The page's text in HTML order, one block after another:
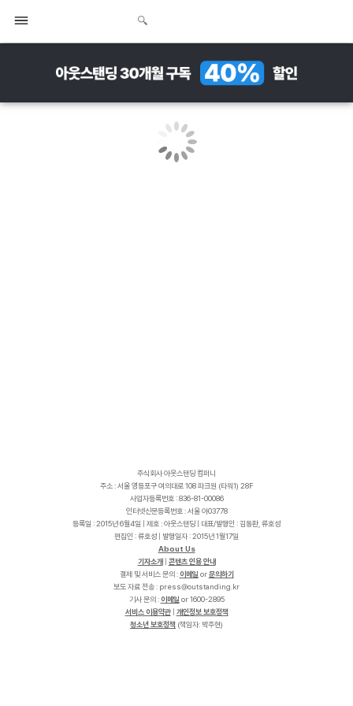
주식회사 아웃스탠딩 컴퍼니
주소 : 서울 영등포구 여의대로 108 파크원 (타워1) 28F
사업자등록번호 : 836-81-00086
인터넷신문등록번호 : 서울 아03778
등록일 : 2015년 6월4일 | 제호 : 아웃스탠딩 | 대표/발행인 : 김동환, 류호성
편집인 : 류호성 | 발행일자 : 2015년 1월17일
About Us
기자소개
콘텐츠 인용 안내
결제 및 서비스 문의 : 이메일 or문의하기
보도 자료 전송 :
r
k
.
g
n
i
d
n
a
t
s
t
u
o
@
s
s
e
r
p
기사 문의 : 이메일 or 1600-2895
서비스 이용약관| 개인정보 보호정책
청소년 보호정책 (책임자: 박주현)